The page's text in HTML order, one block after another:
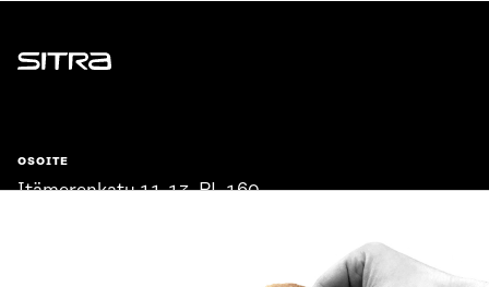
Sitra
OSOITE
Itämerenkatu 11-13, PL 160,